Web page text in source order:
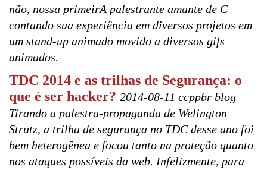
não, nossa primeirA palestrante amante de C
contando sua experiência em diversos projetos em
um stand-up animado movido a diversos gifs
animados.
TDC 2014 e as trilhas de Segurança: o
que é ser hacker? 2014-08-11 ccppbr blog
Tirando a palestra-propaganda de Welington
Strutz, a trilha de segurança no TDC desse ano foi
bem heterogênea e focou tanto na proteção quanto
nos ataques possíveis da web. Infelizmente, para